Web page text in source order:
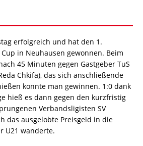
erfolgreich und hat den 1.
in Neuhausen gewonnen. Beim
45 Minuten gegen Gastgeber TuS
Chkifa), das sich anschließende
konnte man gewinnen. 1:0 dank
hieß es dann gegen den kurzfristig
Verbandsligisten SV
das ausgelobte Preisgeld in die
U21 wanderte.